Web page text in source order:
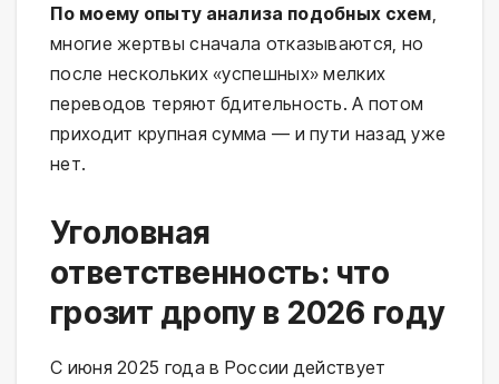
По моему опыту анализа подобных схем
многие жертвы сначала отказываются, но
после нескольких «успешных» мелких
переводов теряют бдительность. А потом
приходит крупная сумма — и пути назад уже
нет.
Уголовная
ответственность: что
грозит дропу в 2026 году
С июня 2025 года в России действует